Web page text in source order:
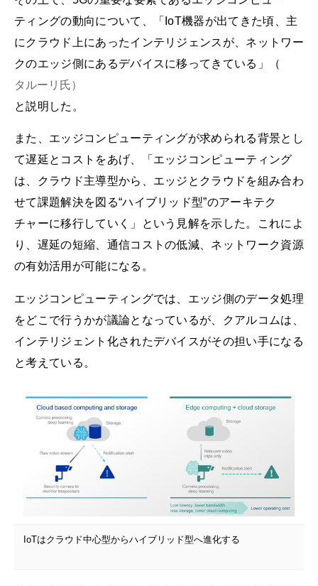
ティングの動向について、「IoT機器が出てきた頃、主
にクラウド上にあったインテリジェンスが、ネットワー
クのエッジ側にあるデバイスに移ってきている」（
タルーリ氏）
と説明した。
また、エッジコンピューティングが求められる背景とし
て遅延とコストをあげ、「エッジコンピューティング
は、クラウド主導型から、エッジとクラウドを組み合わ
せて課題解決を図る“ハイブリッド型”のアーキテク
チャーに移行していく」という見解を示した。これによ
り、遅延の短縮、通信コストの低減、ネットワーク資源
の有効活用が可能になる。
エッジコンピューティングでは、エッジ側のデータ処理
をどこで行うかが議論となっているが、クアルコムは、
インテリジェント化されたデバイスがその担い手になる
と考えている。
IoTはクラウド中心型からハイブリッド型へ進化する